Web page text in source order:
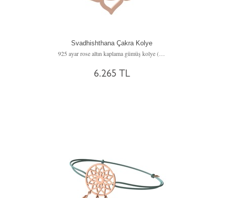
Svadhishthana Çakra Kolye
925 ayar rose altın kaplama gümüş kolye (40 cm gümüş rolo zincir)
6.265 TL